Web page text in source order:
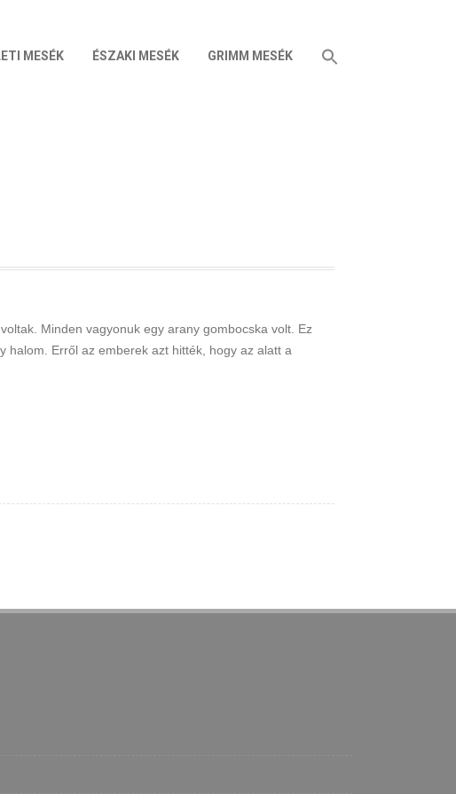
MESÉK ÉSZAKI MESÉK GRIMM MESÉK
Minden vagyonuk egy arany gombocska volt. Ez
halom. Erről az emberek azt hitték, hogy az alatt a